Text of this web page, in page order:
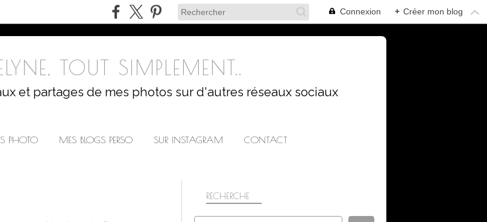
Connexion + Créer mon blog
TOUT SIMPLEMENT..
et partages de mes photos sur d'autres réseaux sociaux
PHOTO MES BLOGS PERSO SUR INSTAGRAM CONTACT
RECHERCHE